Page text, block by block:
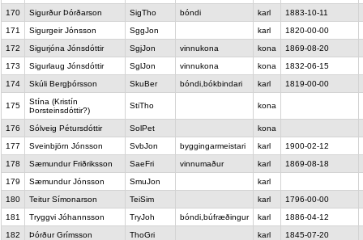
170
Sigurður Þórðarson SigTho bóndi karl
1883-10-11
171
Sigurgeir Jónsson SggJon karl
1820-00-00
172
Sigurjóna Jónsdóttir SgjJon vinnukona kona
1869-08-20
173
Sigurlaug Jónsdóttir SglJon vinnukona kona
1832-06-15
174
Skúli Bergþórsson SkuBer bóndi,bókbindari karl 1819-00-00
175
Stína (Kristín
Þorsteinsdóttir?)
StiTho kona
176 Sólveig Pétursdóttir SolPet
kona
177
Sveinbjörn Jónsson SvbJon byggingarmeistari karl
1900-02-12
178
Sæmundur Friðriksson SaeFri vinnumaður karl
1869-08-18
179
Sæmundur Jónsson SmuJon
karl
180
Teitur Símonarson TeiSim karl
1796-00-00
181
Tryggvi Jóhannsson TryJoh bóndi,búfræðingur karl
1886-04-12
182
Þórður Grímsson ThoGri karl
1845-07-20